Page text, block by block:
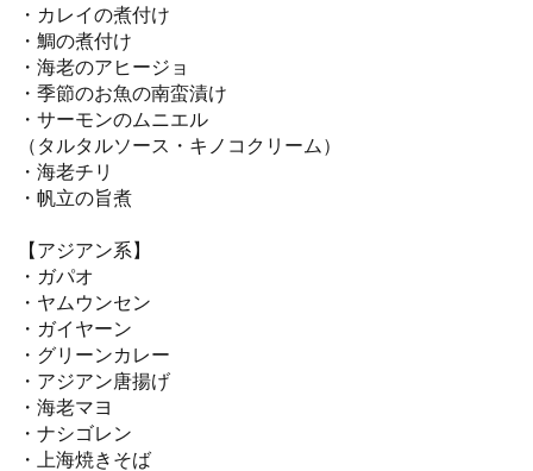
・カレイの煮付け
・鯛の煮付け
・海老のアヒージョ
・季節のお魚の南蛮漬け
・サーモンのムニエル
（タルタルソース・キノコクリーム）
・海老チリ
・帆立の旨煮
【アジアン系】
・ガパオ
・ヤムウンセン
・ガイヤーン
・グリーンカレー
・アジアン唐揚げ
・海老マヨ
・ナシゴレン
・上海焼きそば